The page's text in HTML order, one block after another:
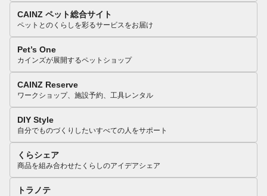
CAINZ ペット総合サイト
ペットとのくらしを彩るサービスをお届け
Pet’s One
カインズが展開するペットショップ
CAINZ Reserve
ワークショップ、施設予約、工具レンタル
DIY Style
自分でものづくりしたいすべての人をサポート
くらシェア
商品を組み合わせたくらしのアイデアシェア
トラノテ